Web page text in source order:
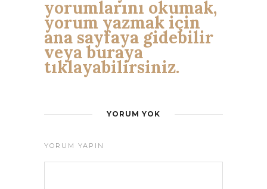
yorumlarını okumak,
yorum yazmak için
ana sayfaya gidebilir
veya buraya
tıklayabilirsiniz.
YORUM YOK
YORUM YAPIN